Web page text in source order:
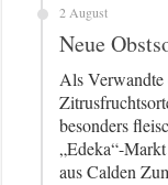
2 August
Neue
Als Verwandte
besonders
„Edeka“-
aus Calden